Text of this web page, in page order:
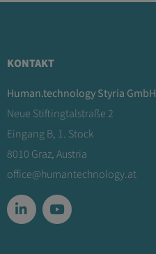
KONTAKT
Human.technology Styria GmbH
Neue Stiftingtalstraße 2
Eingang B, 1. Stock
8010 Graz, Austria
office@humantechnology.at